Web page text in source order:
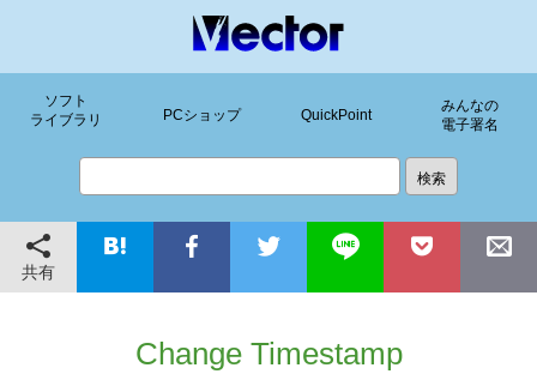
ソフト
ライブラリ
PCショップ QuickPoint
みんなの
電子署名
共有
Change Timestamp